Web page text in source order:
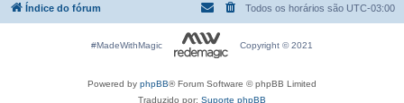
Índice do fórum Todos os horários são UTC-03:00
#MadeWithMagic Copyright © 2021
Powered by phpBB® Forum Software © phpBB Limited
Traduzido por: Suporte phpBB